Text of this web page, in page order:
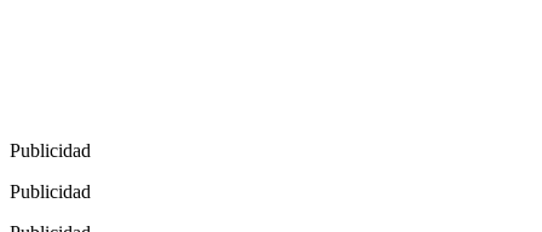
Publicidad
Publicidad